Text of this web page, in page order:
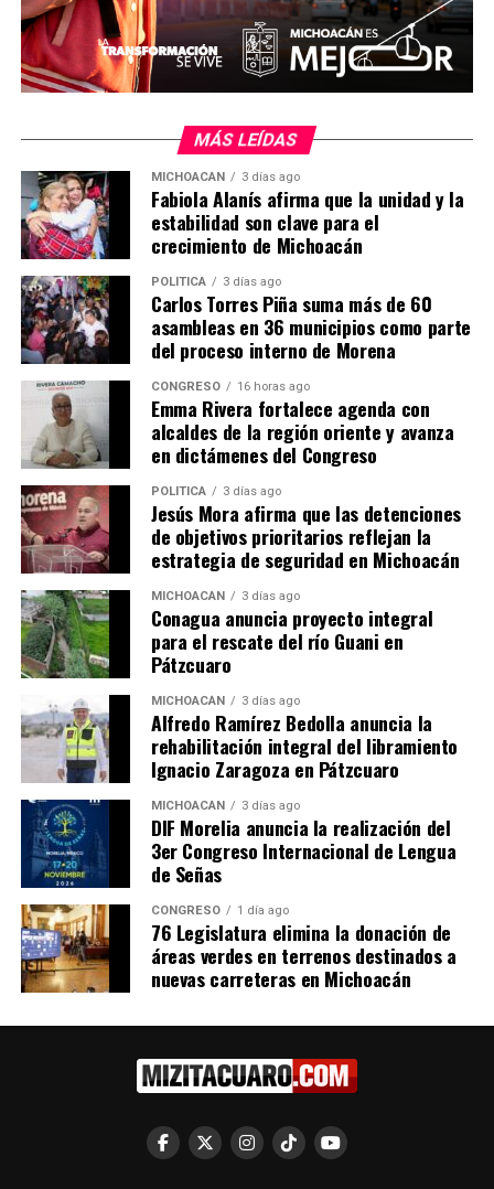
Me gusta esto:
Relacionado
“Voto libre de jueces y
magistrados, un derecho
ciudadano que debe
ejercerse: Diana Espinoza”
28 mayo, 2025
En "Congreso"
Diana Espinoza: Partidos
políticos deben fortalecer el
empoderamiento de
mujeres y comunidad sexo
diversa
27 noviembre, 2025
En "Michoacán"
Diputada Diana Espinoza:
Violencia de género es un
tema de urgencia en la
agenda gubernamental
26 noviembre, 2025
En "Michoacán"
RELATED TOPICS:
exterior y la defensa de la soberanía nacional de México
Dirigencia Estatal del PRI denuncia desvío de fondos
públicos y movilización forzada en eventos oficiales de
MÁS LEÍDAS
MICHOACÁN 3 días ago
Fabiola Alanís afirma que la unidad y la
estabilidad son clave para el
crecimiento de Michoacán
POLÍTICA 3 días ago
Carlos Torres Piña suma más de 60
asambleas en 36 municipios como parte
del proceso interno de Morena
CONGRESO 16 horas ago
Emma Rivera fortalece agenda con
alcaldes de la región oriente y avanza
en dictámenes del Congreso
POLÍTICA 3 días ago
Jesús Mora afirma que las detenciones
de objetivos prioritarios reflejan la
estrategia de seguridad en Michoacán
MICHOACÁN 3 días ago
Conagua anuncia proyecto integral
para el rescate del río Guani en
Pátzcuaro
MICHOACÁN 3 días ago
Alfredo Ramírez Bedolla anuncia la
rehabilitación integral del libramiento
Ignacio Zaragoza en Pátzcuaro
MICHOACÁN 3 días ago
DIF Morelia anuncia la realización del
3er Congreso Internacional de Lengua
de Señas
CONGRESO 1 día ago
76 Legislatura elimina la donación de
áreas verdes en terrenos destinados a
nuevas carreteras en Michoacán